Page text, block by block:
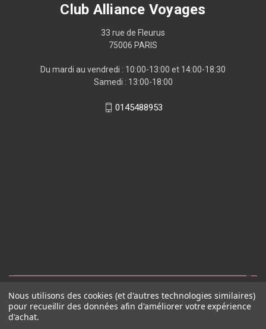
Club Alliance Voyages
33 rue de Fleurus
75006 PARIS
Du mardi au vendredi : 10:00-13:00 et 14:00-18:30
Samedi : 13:00-18:00
0145488953
Nous utilisons des cookies (et d'autres technologies similaires)
pour recueillir des données afin d'améliorer votre expérience
d'achat.